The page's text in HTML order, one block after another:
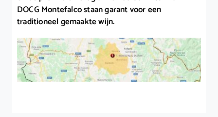
DOCG Montefalco staan garant voor een
traditioneel gemaakte wijn.